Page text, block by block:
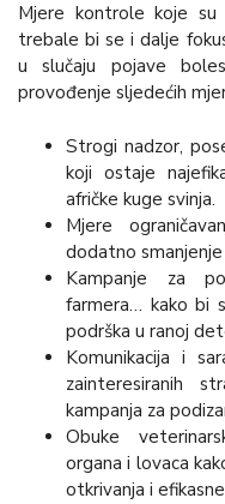
Mjere kontrole koje su
trebale bi se i dalje
u slučaju pojave
provođenje sljedećih
Strogi nadzor,
koji ostaje
afričke kuge svinja.
Mjere
dodatno
Kampanje za
farmera… kako bi
podrška u ranoj
Komunikacija i
zainteresiranih
kampanja za
Obuke
organa i lovaca
otkrivanja i